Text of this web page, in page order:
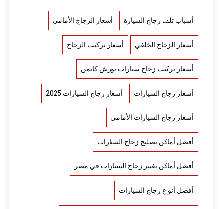
أسباب تلف زجاج السيارة أسعار الزجاج الأمامي
أسعار الزجاج الخلفي أسعار تركيب الزجاج
أسعار تركيب زجاج سيارات بورش كايمن
أسعار زجاج السيارات أسعار زجاج السيارات 2025
أسعار زجاج السيارات الأمامي
أفضل أماكن تصليح زجاج السيارات
أفضل أماكن تغيير زجاج السيارات في مصر
أفضل أنواع زجاج السيارات